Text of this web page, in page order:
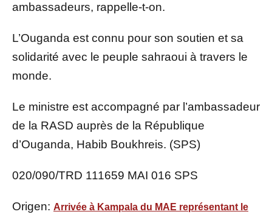
ambassadeurs, rappelle-t-on.
L’Ouganda est connu pour son soutien et sa
solidarité avec le peuple sahraoui à travers le
monde.
Le ministre est accompagné par l’ambassadeur
de la RASD auprès de la République
d’Ouganda, Habib Boukhreis. (SPS)
020/090/TRD 111659 MAI 016 SPS
Origen: Arrivée à Kampala du MAE représentant le